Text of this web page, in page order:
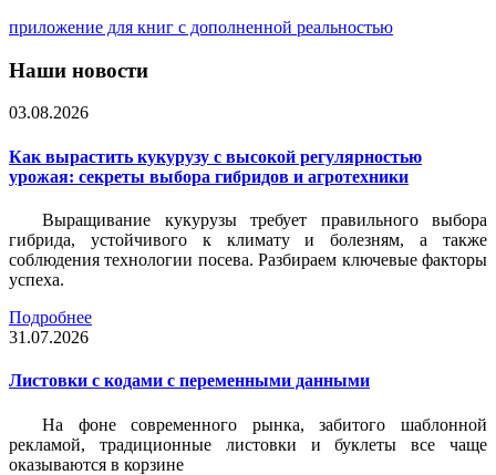
приложение для книг с дополненной реальностью
Наши новости
03.08.2026
Как вырастить кукурузу с высокой регулярностью
урожая: секреты выбора гибридов и агротехники
Выращивание кукурузы требует правильного выбора
гибрида, устойчивого к климату и болезням, а также
соблюдения технологии посева. Разбираем ключевые факторы
успеха.
Подробнее
31.07.2026
Листовки c кодами с переменными данными
На фоне современного рынка, забитого шаблонной
рекламой, традиционные листовки и буклеты все чаще
оказываются в корзине